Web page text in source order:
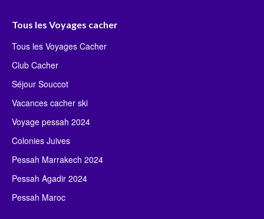
Tous les Voyages cacher
Tous les Voyages Cacher
Club Cacher
Séjour Souccot
Vacances cacher ski
Voyage pessah 2024
Colonies Juives
Pessah Marrakech 2024
Pessah Agadir 2024
Pessah Maroc